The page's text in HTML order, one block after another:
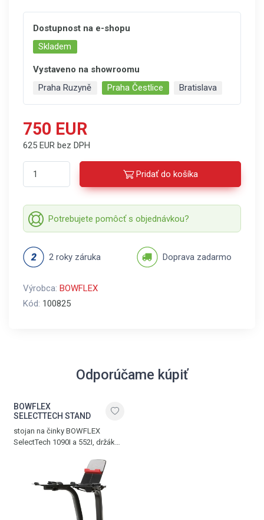
Dostupnost na e-shopu
Skladem
Vystaveno na showroomu
Praha Ruzyně
Praha Čestlice Bratislava
750 EUR
625 EUR bez DPH
Pridať do košíka
Potrebujete pomôcť s objednávkou?
2 roky záruka Doprava zadarmo
Výrobca: BOWFLEX
Kód: 100825
Odporúčame kúpiť
BOWFLEX
SELECTTECH STAND
stojan na činky BOWFLEX
SelectTech 1090I a 552I, držák